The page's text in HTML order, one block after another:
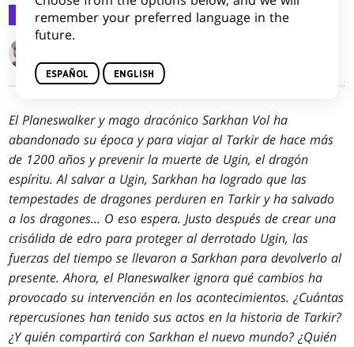
Historia de Magic 26 feb 2015
El Planeswalker y mago dracónico Sarkhan Vol ha
abandonado su época y para viajar al Tarkir de hace más
de 1200 años y prevenir la muerte de Ugin, el dragón
espíritu. Al salvar a Ugin, Sarkhan ha logrado que las
tempestades de dragones perduren en Tarkir y ha salvado
a los dragones... O eso espera. Justo después de crear una
crisálida de edro para proteger al derrotado Ugin, las
fuerzas del tiempo se llevaron a Sarkhan para devolverlo al
presente. Ahora, el Planeswalker ignora qué cambios ha
provocado su intervención en los acontecimientos. ¿Cuántas
repercusiones han tenido sus actos en la historia de Tarkir?
¿Y quién compartirá con Sarkhan el nuevo mundo? ¿Quién
remember your preferred language in the
future.
ESPAÑOL ENGLISH